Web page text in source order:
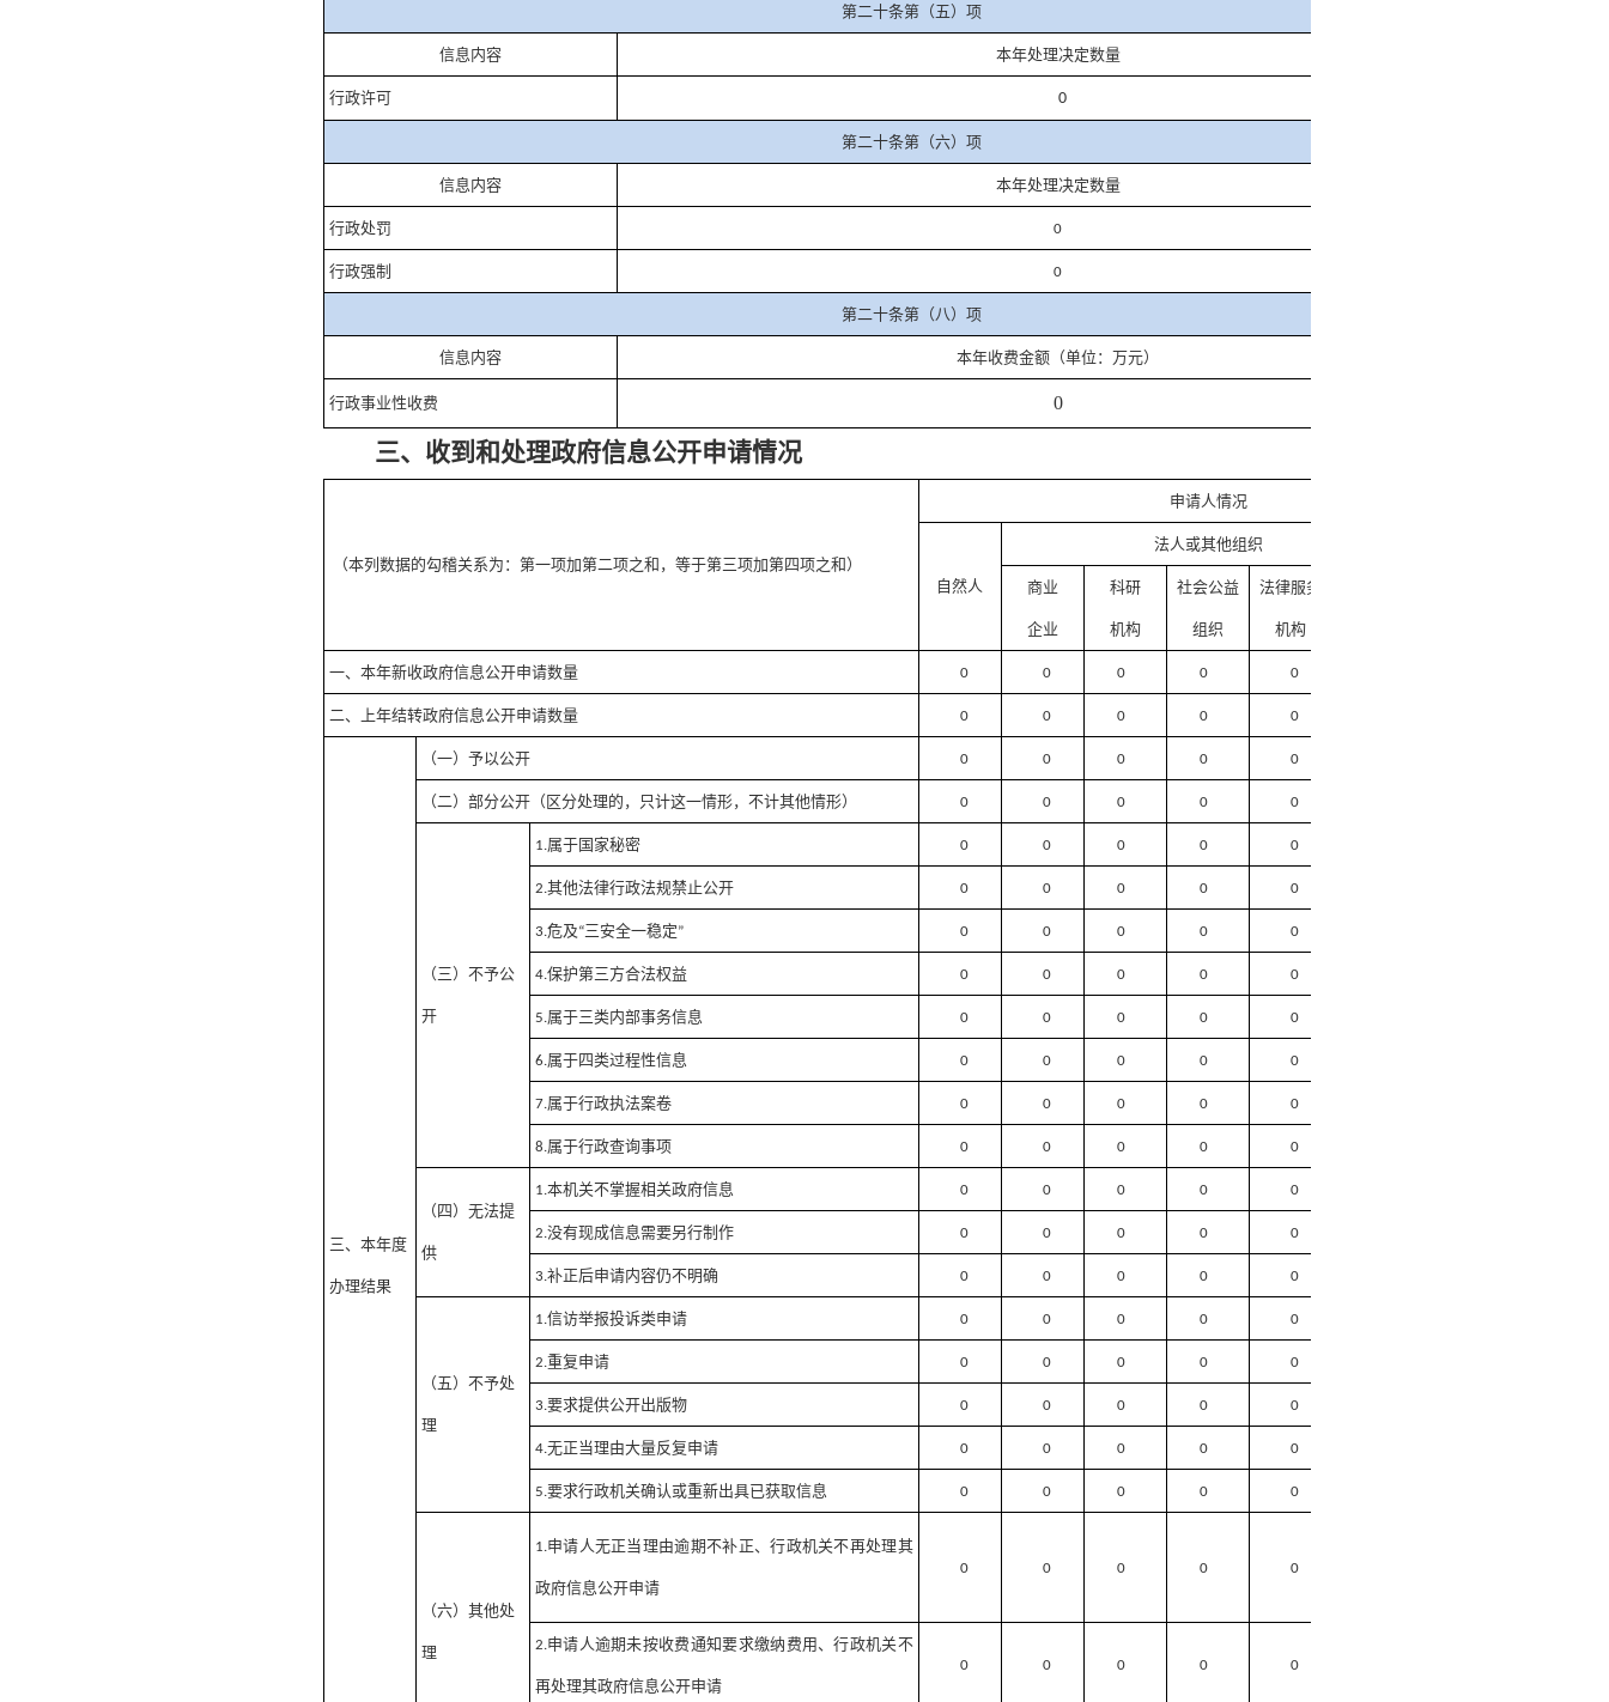
第二十条第（五）项
信息内容 本年处理决定数量
行政许可 0
第二十条第（六）项
信息内容 本年处理决定数量
行政处罚 0
行政强制 0
第二十条第（八）项
信息内容 本年收费金额（单位：万元）
行政事业性收费 0
三、收到和处理政府信息公开申请情况
（本列数据的勾稽关系为：第一项加第二项之和，等于第三项加第四项之和）
申请人情况
自然人
法人或其他组织
商业
企业
科研
机构
社会公益
组织
法律服务
机构
一、本年新收政府信息公开申请数量 0 0 0 0 0
二、上年结转政府信息公开申请数量 0 0 0 0 0
三、本年度
办理结果
（一）予以公开 0 0 0 0 0
（二）部分公开（区分处理的，只计这一情形，不计其他情形） 0 0 0 0 0
（三）不予公
开
1.属于国家秘密 0 0 0 0 0
2.其他法律行政法规禁止公开 0 0 0 0 0
3.危及“三安全一稳定” 0 0 0 0 0
4.保护第三方合法权益 0 0 0 0 0
5.属于三类内部事务信息 0 0 0 0 0
6.属于四类过程性信息 0 0 0 0 0
7.属于行政执法案卷 0 0 0 0 0
8.属于行政查询事项 0 0 0 0 0
（四）无法提
供
1.本机关不掌握相关政府信息 0 0 0 0 0
2.没有现成信息需要另行制作 0 0 0 0 0
3.补正后申请内容仍不明确 0 0 0 0 0
（五）不予处
理
1.信访举报投诉类申请 0 0 0 0 0
2.重复申请 0 0 0 0 0
3.要求提供公开出版物 0 0 0 0 0
4.无正当理由大量反复申请 0 0 0 0 0
5.要求行政机关确认或重新出具已获取信息 0 0 0 0 0
（六）其他处
理
1.申请人无正当理由逾期不补正、行政机关不再处理其
政府信息公开申请
0 0 0 0 0
2.申请人逾期未按收费通知要求缴纳费用、行政机关不
再处理其政府信息公开申请
0 0 0 0 0